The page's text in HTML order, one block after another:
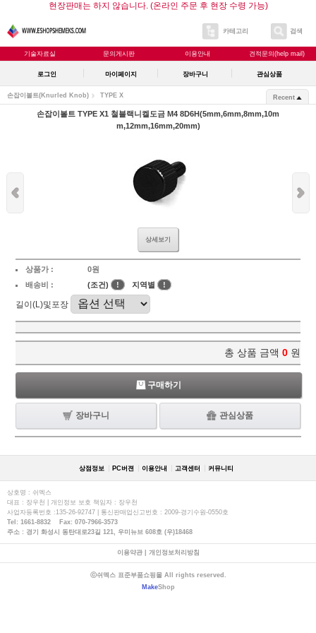
현장판매는 하지 않습니다. (온라인 주문 후 현장 수령 가능)
카테고리 검색
기술자료실 문의게시판 이용안내 견적문의(help mail)
로그인 마이페이지 장바구니 관심상품
손잡이볼트(Knurled Knob) TYPE X Recent
손잡이볼트 TYPE X1 철블랙니켈도금 M4 8D6H(5mm,6mm,8mm,10m
m,12mm,16mm,20mm)
상세보기
상품가 :
0원
배송비 :
(조건) ! 지역별 !
길이(L)및포장
총 상품 금액 0 원
구매하기
장바구니 관심상품
상점정보 PC버젼 이용안내 고객센터 커뮤니티
상호명 : 쉬멕스
대표 : 장우천 | 개인정보 보호 책임자 : 장우천
사업자등록번호 :135-26-92747 | 통신판매업신고번호 : 2009-경기수원-0550호
Tel: 1661-8832 Fax: 070-7966-3573
주소 : 경기 화성시 동탄대로23길 121, 우미뉴브 608호 (우)18468
이용약관| 개인정보처리방침
ⓒ쉬멕스 표준부품쇼핑몰 All rights reserved.
MakeShop